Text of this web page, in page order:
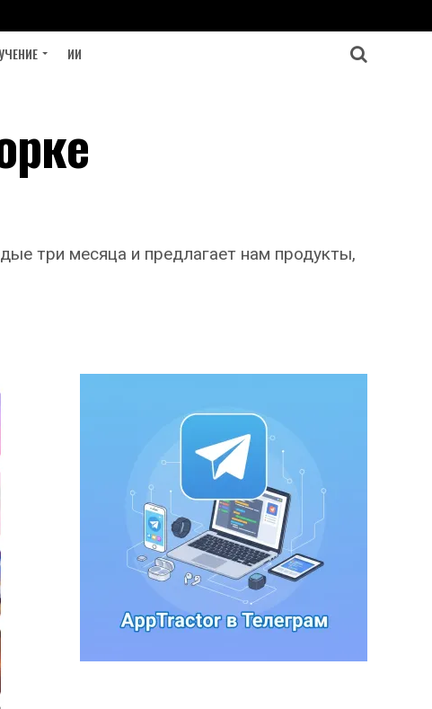
ИИ
три месяца и предлагает нам продукты,